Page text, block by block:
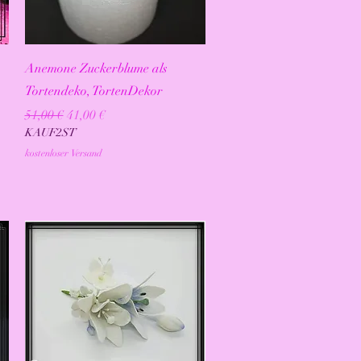
Schnellansicht
Anemone Zuckerblume als
Tortendeko, TortenDekor
Standardpreis
51,00 € Sale-Preis
41,00 €
KAUF2ST
kostenloser Versand